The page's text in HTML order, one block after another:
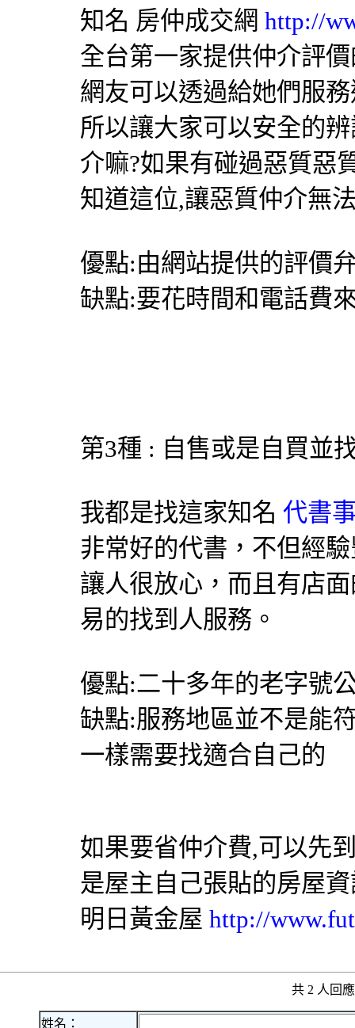
知名 房仲成交網 http://
全台第一家提供仲介評
網友可以透過給她們服
所以讓大家可以安全的
介嘛?如果有碰過惡質惡
知道這位,讓惡質仲介無
優點:由網站提供的評價
缺點:要花時間和電話費
第3種 : 自售或是自買並
我都是找這家知名 代書
非常好的代書，不但經
讓人很放心，而且有店
易的找到人服務。
優點:二十多年的老字號
缺點:服務地區並不是能
一樣需要找適合自己的
如果要省仲介費,可以先
是屋主自己張貼的房屋
明日黃金屋 http://
共 2 人回
姓名：